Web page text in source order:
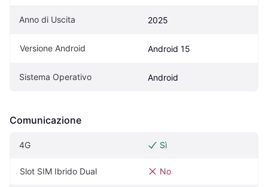
Anno di Uscita 2025
Versione Android Android 15
Sistema Operativo Android
Comunicazione
4G Sì
Slot SIM Ibrido Dual No